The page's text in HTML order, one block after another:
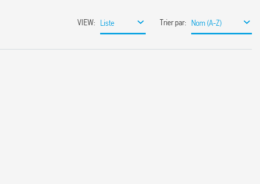
VIEW: Liste Trier par: Nom (A-Z)